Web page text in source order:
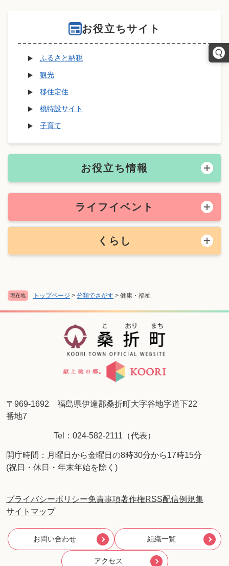
現在地 トップページ > 分類でさがす > 健康・福祉
お役立ちサイト
ふるさと納税
観光
移住定住
桃特設サイト
子育て
お役立ち情報
ライフイベント
くらし
〒969-1692 福島県伊達郡桑折町大字谷地字道下22
番地7
Tel：024-582-2111（代表）
開庁時間：月曜日から金曜日の8時30分から17時15分
(祝日・休日・年末年始を除く)
プライバシーポリシー免責事項著作権RSS配信例規集
サイトマップ
お問い合わせ 組織一覧
アクセス